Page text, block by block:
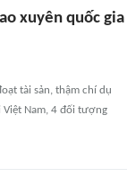
xuyên quốc gia
tài sản, thậm chí dụ
Nam, 4 đối tượng